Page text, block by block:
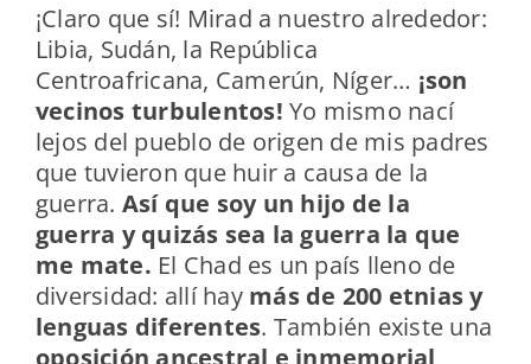
¡Claro que sí! Mirad a nuestro alrededor:
Libia, Sudán, la República
Centroafricana, Camerún, Níger… ¡son
vecinos turbulentos! Yo mismo nací
lejos del pueblo de origen de mis padres
que tuvieron que huir a causa de la
guerra. Así que soy un hijo de la
guerra y quizás sea la guerra la que
me mate. El Chad es un país lleno de
diversidad: allí haymás de 200 etnias y
lenguas diferentes. También existe una
oposición ancestral e inmemorial